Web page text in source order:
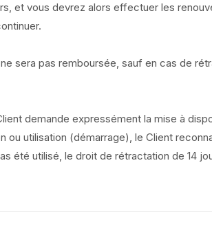
et vous devrez alors effectuer les
sera pas remboursée, sauf en cas de
demande expressément la mise à
ou utilisation (démarrage), le Client
été utilisé, le droit de rétractation de 14